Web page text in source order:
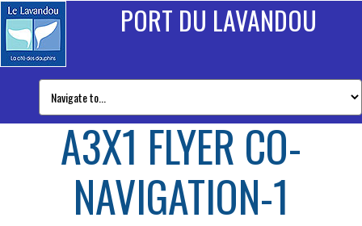
PORT DU LAVANDOU
A3X1 FLYER CO-
NAVIGATION-1